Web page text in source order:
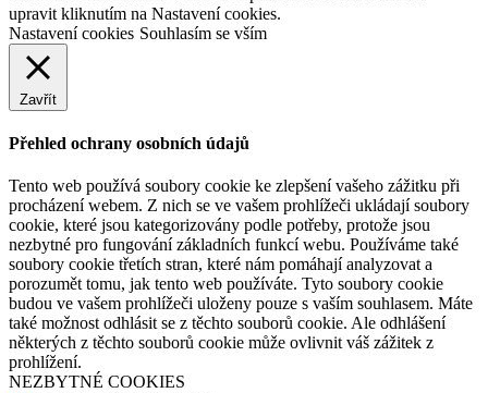
upravit kliknutím na Nastavení cookies.
Nastavení cookies Souhlasím se vším
Zavřít
Přehled ochrany osobních údajů
Tento web používá soubory cookie ke zlepšení vašeho zážitku při
procházení webem. Z nich se ve vašem prohlížeči ukládají soubory
cookie, které jsou kategorizovány podle potřeby, protože jsou
nezbytné pro fungování základních funkcí webu. Používáme také
soubory cookie třetích stran, které nám pomáhají analyzovat a
porozumět tomu, jak tento web používáte. Tyto soubory cookie
budou ve vašem prohlížeči uloženy pouze s vaším souhlasem. Máte
také možnost odhlásit se z těchto souborů cookie. Ale odhlášení
některých z těchto souborů cookie může ovlivnit váš zážitek z
prohlížení.
NEZBYTNÉ COOKIES